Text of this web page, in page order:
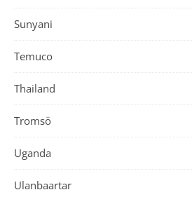
Sunyani
Temuco
Thailand
Tromsö
Uganda
Ulanbaartar